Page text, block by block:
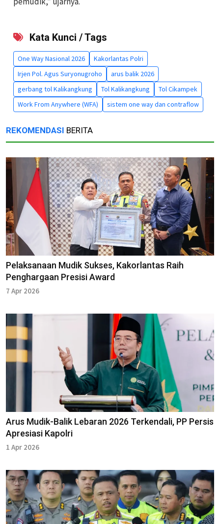
Kata Kunci / Tags
One Way Nasional 2026
Kakorlantas Polri
Irjen Pol. Agus Suryonugroho
arus balik 2026
gerbang tol Kalikangkung
Tol Kalikangkung
Tol Cikampek
Work From Anywhere (WFA)
sistem one way dan contraflow
REKOMENDASI BERITA
Pelaksanaan Mudik Sukses, Kakorlantas Raih
Penghargaan Presisi Award
7 Apr 2026
Arus Mudik-Balik Lebaran 2026 Terkendali, PP Persis
Apresiasi Kapolri
1 Apr 2026